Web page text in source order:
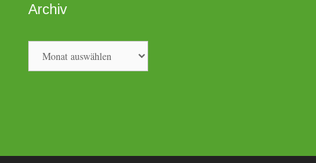
Archiv
Archiv